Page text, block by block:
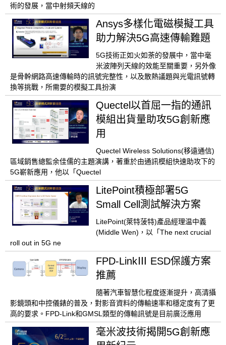
術的發展，當中射頻天線的
Ansys多樣化電磁模擬工具
助力解決5G高速傳輸難題
5G技術正如火如荼的發展中，當中毫
米波陣列天線的效能至關重要，另外像
是骨幹網路高速傳輸時的訊號完整性，以及散熱議題與光電訊號轉
換等挑戰，所需要的模擬工具扮演
Quectel以首屈一指的通訊
模組出貨量助攻5G創新應
用
Quectel Wireless Solutions(移遠通信)
區域銷售總監余佳儒的主題演講，著重於由通訊模組快速助攻下的
5G嶄新應用，他以「Quectel
LitePoint積極部署5G
Small Cell測試解決方案
LitePoint(萊特菠特)產品經理温中義
(Middle Wen)，以「The next crucial
roll out in 5G ne
FPD-LinkⅢ ESD保護方案
推薦
隨著汽車智慧化程度逐漸提升，高清攝
影鏡頭和中控儀錶的普及，對影音資料的傳輸速率和穩定度有了更
高的要求。FPD-Link和GMSL類型的傳輸訊號是目前廣泛應用
毫米波技術揭開5G創新應